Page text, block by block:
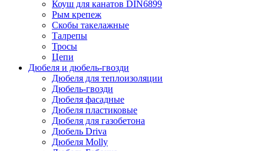
Коуш для канатов DIN6899
Рым крепеж
Скобы такелажные
Талрепы
Тросы
Цепи
Дюбеля и дюбель-гвозди
Дюбеля для теплоизоляции
Дюбель-гвозди
Дюбеля фасадные
Дюбеля пластиковые
Дюбеля для газобетона
Дюбель Driva
Дюбеля Molly